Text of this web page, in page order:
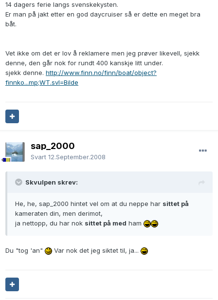
14 dagers ferie langs svenskekysten.
Er man på jakt etter en god daycruiser så er dette en meget bra
båt.
Vet ikke om det er lov å reklamere men jeg prøver likevell, sjekk
denne, den går nok for rundt 400 kanskje litt under.
sjekk denne. http://www.finn.no/finn/boat/object?
finnko...mp;WT.svl=Bilde
sap_2000
Svart 12.September.2008
Skvulpen skrev:
He, he, sap_2000 hintet vel om at du neppe har sittet på
kameraten din, men derimot,
ja nettopp, du har nok sittet på med ham
Du "tog 'an" Var nok det jeg siktet til, ja...